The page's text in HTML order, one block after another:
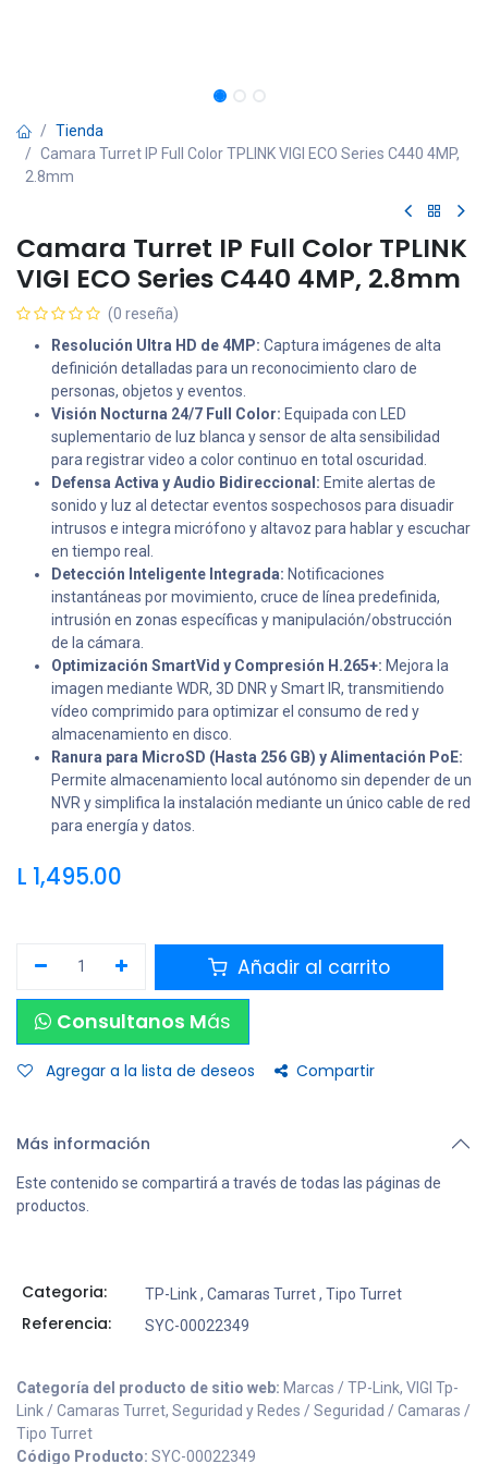
Tienda
Camara Turret IP Full Color TPLINK VIGI ECO Series C440 4MP,
2.8mm
Camara Turret IP Full Color TPLINK
VIGI ECO Series C440 4MP, 2.8mm
(0 reseña)
Resolución Ultra HD de 4MP: Captura imágenes de alta
definición detalladas para un reconocimiento claro de
personas, objetos y eventos.
Visión Nocturna 24/7 Full Color: Equipada con LED
suplementario de luz blanca y sensor de alta sensibilidad
para registrar video a color continuo en total oscuridad.
Defensa Activa y Audio Bidireccional: Emite alertas de
sonido y luz al detectar eventos sospechosos para disuadir
intrusos e integra micrófono y altavoz para hablar y escuchar
en tiempo real.
Detección Inteligente Integrada: Notificaciones
instantáneas por movimiento, cruce de línea predefinida,
intrusión en zonas específicas y manipulación/obstrucción
de la cámara.
Optimización SmartVid y Compresión H.265+: Mejora la
imagen mediante WDR, 3D DNR y Smart IR, transmitiendo
vídeo comprimido para optimizar el consumo de red y
almacenamiento en disco.
Ranura para MicroSD (Hasta 256 GB) y Alimentación PoE:
Permite almacenamiento local autónomo sin depender de un
NVR y simplifica la instalación mediante un único cable de red
para energía y datos.
L 1,495.00
Añadir al carrito
Consultanos Más
Agregar a la lista de deseos Compartir
Más información
Este contenido se compartirá a través de todas las páginas de
productos.
Categoria: TP-Link, Camaras Turret, Tipo Turret
Referencia: SYC-00022349
Categoría del producto de sitio web: Marcas / TP-Link, VIGI Tp-
Link / Camaras Turret, Seguridad y Redes / Seguridad / Camaras /
Tipo Turret
Código Producto: SYC-00022349